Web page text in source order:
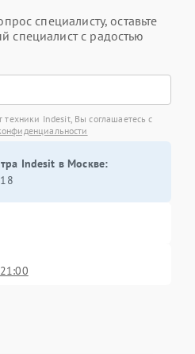
специалисту, оставьте
специалист с радостью
техники Indesit, Вы соглашаетесь с
Indesit в Москве: